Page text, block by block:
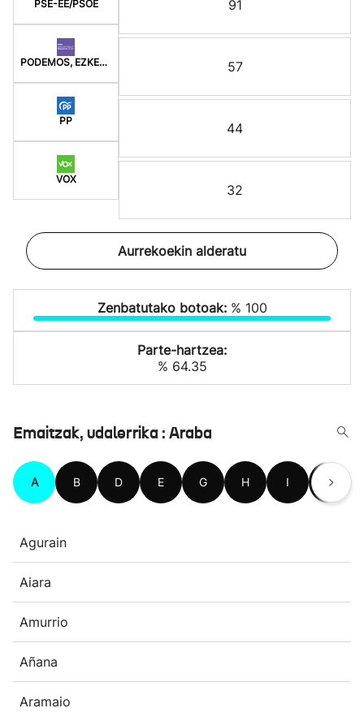
PSE-EE/PSOE
PODEMOS, EZKER ANITZ
PP
VOX
91
57
44
32
Aurrekoekin alderatu
Zenbatutako botoak: % 100
Parte-hartzea:
% 64.35
Emaitzak, udalerrika : Araba
A B D E G H I K
Agurain
Aiara
Amurrio
Añana
Aramaio